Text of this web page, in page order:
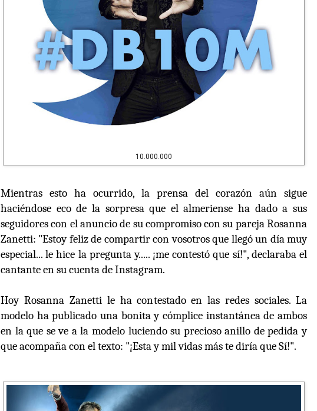
10.000.000
Mientras esto ha ocurrido, la prensa del corazón aún sigue
haciéndose eco de la sorpresa que el almeriense ha dado a sus
seguidores con elanuncio de su compromisocon su pareja Rosanna
Zanetti: "Estoy feliz de compartir con vosotros que llegó un día muy
especial... le hice la pregunta y..... ¡me contestó que sí!", declaraba el
cantante en su cuenta de Instagram.
Hoy Rosanna Zanetti le ha contestado en las redes sociales. La
modelo ha publicado una bonita y cómplice instantánea de ambos
en la que se ve a la modelo luciendo su precioso anillo de pedida y
que acompaña con el texto: "¡Esta y mil vidas más te diría que Sí!".